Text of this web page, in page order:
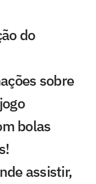
do
sobre
bolas
assistir,